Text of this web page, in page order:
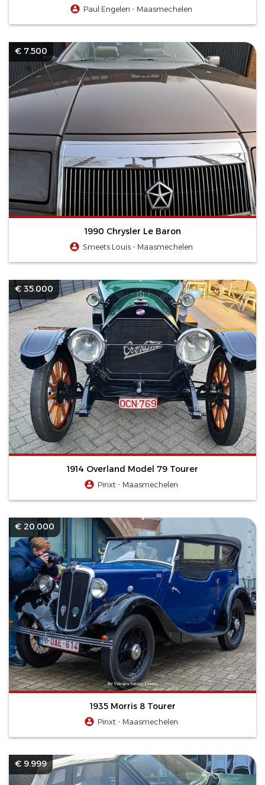
Paul Engelen - Maasmechelen
€ 7.500
1990 Chrysler Le Baron
Smeets Louis - Maasmechelen
€ 35.000
1914 Overland Model 79 Tourer
Pinxt - Maasmechelen
€ 20.000
1935 Morris 8 Tourer
Pinxt - Maasmechelen
€ 9.999